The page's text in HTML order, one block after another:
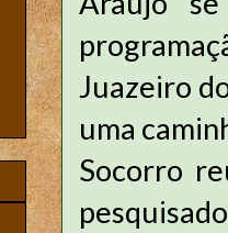
Juazeiro
uma
Socorro